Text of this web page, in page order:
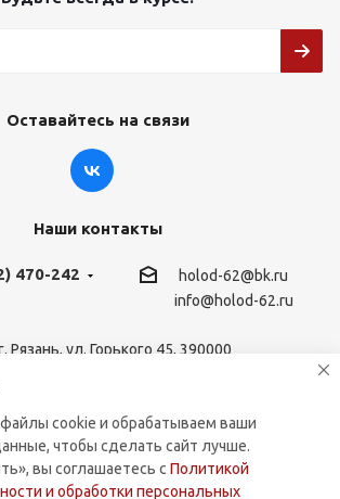
Оставайтесь на связи
Наши контакты
470-242
holod-62@bk.ru
info@holod-62.ru
Рязань, ул. Горького 45, 390000
62.ru. Комплектующие для бытовой и
коммерческой техники.
cookie и обрабатываем ваши
чтобы сделать сайт лучше.
вы соглашаетесь с Политикой
и обработки персональных